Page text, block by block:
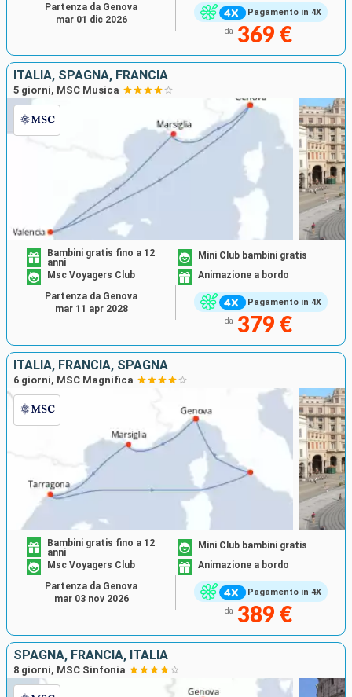
Pagamento in 4X
da 369 €
Partenza da Genova
mar 01 dic 2026
ITALIA, SPAGNA, FRANCIA
5 giorni, MSC Musica
Pagamento in 4X
Bambini gratis fino a 12
anni
Mini Club bambini gratis
Msc Voyagers Club
Animazione a bordo
da 379 €
Partenza da Genova
mar 11 apr 2028
ITALIA, FRANCIA, SPAGNA
6 giorni, MSC Magnifica
Pagamento in 4X
Bambini gratis fino a 12
anni
Mini Club bambini gratis
Msc Voyagers Club
Animazione a bordo
da 389 €
Partenza da Genova
mar 03 nov 2026
SPAGNA, FRANCIA, ITALIA
8 giorni, MSC Sinfonia